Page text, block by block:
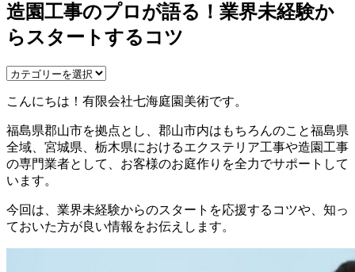
造園工事のプロが語る！業界未経験か
らスタートするコツ
こんにちは！有限会社七海庭園美術です。
福島県郡山市を拠点とし、郡山市内はもちろんのこと福島県
全域、宮城県、栃木県におけるエクステリア工事や造園工事
の専門業者として、お客様のお庭作りを全力でサポートして
います。
今回は、業界未経験からのスタートを応援するコツや、知っ
ておいた方が良い情報をお伝えします。